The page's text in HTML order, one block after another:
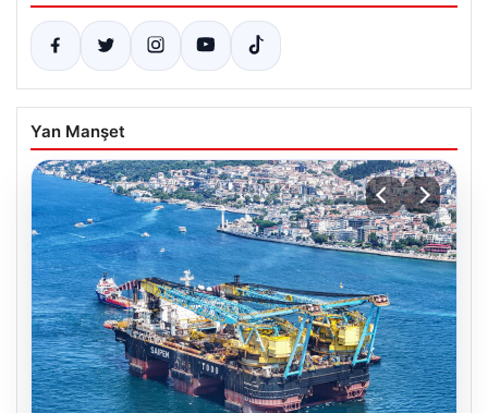
Yan Manşet